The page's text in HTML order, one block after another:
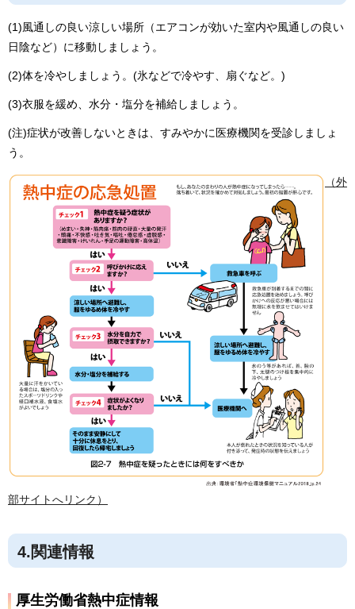
(1)風通しの良い涼しい場所（エアコンが効いた室内や風通しの良い
日陰など）に移動しましょう。
(2)体を冷やしましょう。(氷などで冷やす、扇ぐなど。)
(3)衣服を緩め、水分・塩分を補給しましょう。
(注)症状が改善しないときは、すみやかに医療機関を受診しましょ
う。
（外
部サイトへリンク）
4.関連情報
厚生労働省熱中症情報